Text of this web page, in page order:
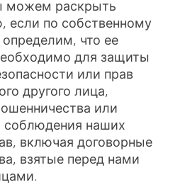
можем раскрыть
если по собственному
что ее
для защиты
или прав
другого лица,
или
соблюдения наших
включая договорные
взятые перед нами